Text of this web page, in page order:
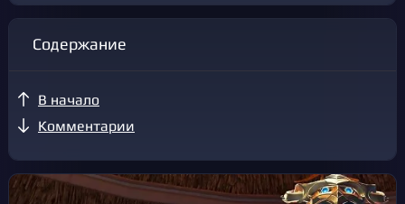
Содержание
В начало
Комментарии